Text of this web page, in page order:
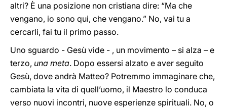
altri? È una posizione non cristiana dire: “Ma che
vengano, io sono qui, che vengano.” No, vai tu a
cercarli, fai tu il primo passo.
Uno sguardo - Gesù vide - , un movimento – si alza – e
terzo, una meta. Dopo essersi alzato e aver seguito
Gesù, dove andrà Matteo? Potremmo immaginare che,
cambiata la vita di quell’uomo, il Maestro lo conduca
verso nuovi incontri, nuove esperienze spirituali. No, o